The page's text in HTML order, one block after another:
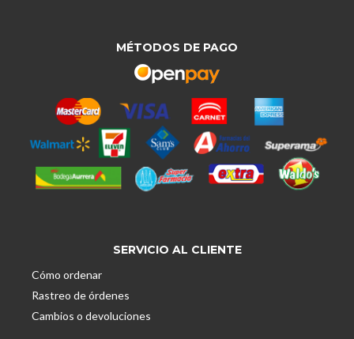
MÉTODOS DE PAGO
SERVICIO AL CLIENTE
Cómo ordenar
Rastreo de órdenes
Cambios o devoluciones